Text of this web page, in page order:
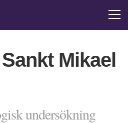
Mikael
undersökning